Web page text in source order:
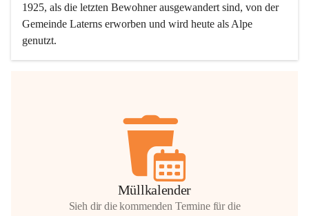
1925, als die letzten Bewohner ausgewandert sind, von der
Gemeinde Laterns erworben und wird heute als Alpe
genutzt.
Müllkalender
Sieh dir die kommenden Termine für die